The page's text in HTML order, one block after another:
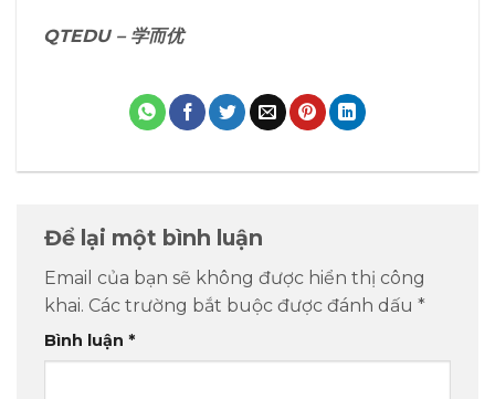
QTEDU – 学而优
Để lại một bình luận
Email của bạn sẽ không được hiển thị công
khai. Các trường bắt buộc được đánh dấu *
Bình luận *